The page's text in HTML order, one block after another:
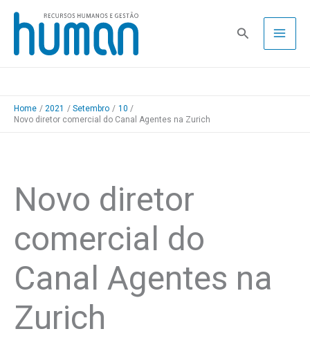
Skip
content
Pesquisa
Home 2021 Setembro
10
Novo diretor comercial do Canal Agentes na Zurich
Novo diretor
comercial do
Canal Agentes na
Zurich